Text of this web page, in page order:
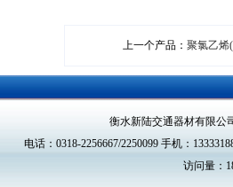
上一个产品： 聚氯乙烯
衡水新陆交通器材有限公
电话：0318-2256667/2250099 手机：
访问量：